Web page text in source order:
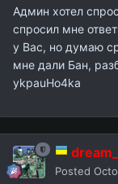
Админ хотел
спросил мне
у Вас, но думаю
мне дали Бан,
ykpauHo4ka
Posted